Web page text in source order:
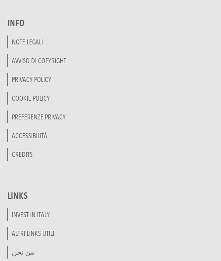
INFO
NOTE LEGALI
AVVISO DI COPYRIGHT
PRIVACY POLICY
COOKIE POLICY
PREFERENZE PRIVACY
ACCESSIBILITÀ
CREDITS
LINKS
INVEST IN ITALY
ALTRI LINKS UTILI
من نحن